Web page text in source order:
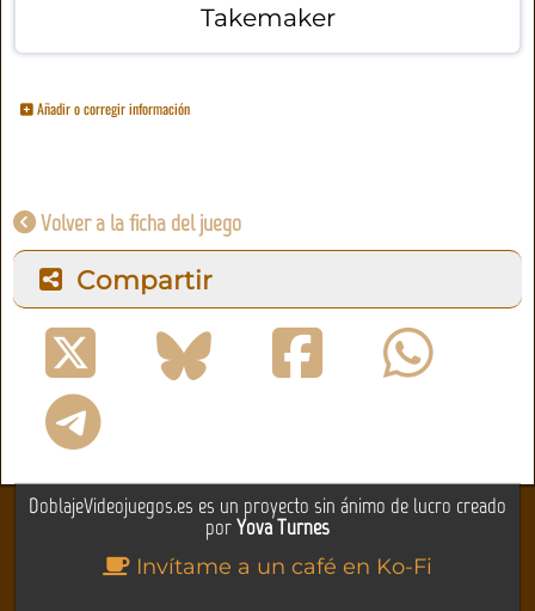
Takemaker
Añadir o corregir información
Volver a la ficha del juego
Compartir
DoblajeVideojuegos.es es un proyecto sin ánimo de lucro creado
porYova Turnes
Invítame a un café en Ko-Fi